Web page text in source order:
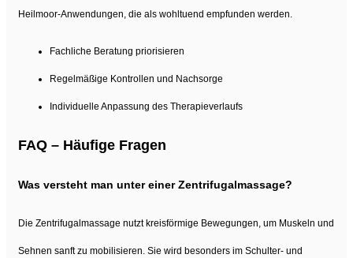
Heilmoor-Anwendungen, die als wohltuend empfunden werden.
Fachliche Beratung priorisieren
Regelmäßige Kontrollen und Nachsorge
Individuelle Anpassung des Therapieverlaufs
FAQ – Häufige Fragen
Was versteht man unter einer Zentrifugalmassage?
Die Zentrifugalmassage nutzt kreisförmige Bewegungen, um Muskeln und
Sehnen sanft zu mobilisieren. Sie wird besonders im Schulter- und